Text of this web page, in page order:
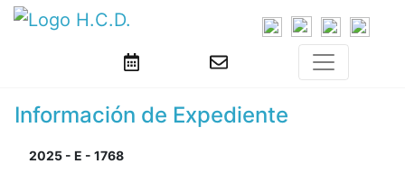
Información de Expediente
2025 - E - 1768